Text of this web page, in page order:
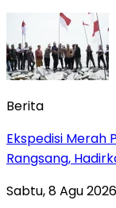
Berita
Ekspedisi Merah
Rangsang,
Sabtu, 8 Agu